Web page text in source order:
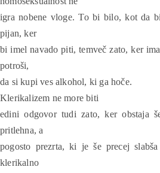
igra nobene vloge. To bi bilo, kot da
pijan, ker
bi imel navado piti, temveč zato, ker
potroši,
da si kupi ves alkohol, ki ga hoče.
Klerikalizem ne more biti
edini odgovor tudi zato, ker obstaja
pritlehna, a
pogosto prezrta, ki je še precej
klerikalno